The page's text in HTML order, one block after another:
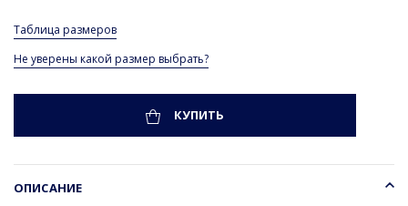
Таблица размеров
Не уверены какой размер выбрать?
КУПИТЬ
ОПИСАНИЕ